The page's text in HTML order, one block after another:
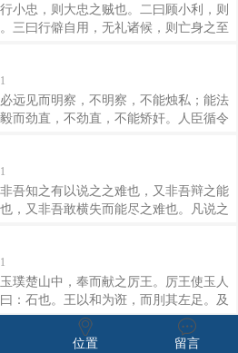
，名倚物徒。故圣人执一以静，使名自
使惑其主，此之谓同床。二曰在旁。何
优笑侏儒，左右近习，此人主未命而唯
俱退，皆应皆对，一辞同轨以移主心者
内事之以金玉玩好，外为之行不法，使
之谓在旁。三曰父兄。何谓父兄？曰
小忠，则大忠之贼也。二曰顾小利，则
三曰行僻自用，无礼诸候，则亡身之至
国杀身之本也。六曰耽于女乐，不顾国
祸也。七曰离内远游而忽于谏士，则危
曰过而不听于忠臣，而独行其意，则灭
始也。九曰内不量力，外恃诸候，则削
忠？昔者楚共王与晋厉公战于鄢陵，
王伤其目。酣战之时，司马之反渴而求
觞酒而进之。子反曰：嘻！，退，
远见而明察，不明察，不能烛私；能法
而劲直，不劲直，不能矫奸。人臣循令
以利私，耗国以便家，力能得其君，此
智术之士明察，听用，且烛重人之阴
到劲直，听用，矫重人之奸行。故智术
则贵重之臣必在绳之外矣。是智法之士
之用矣。是以诸候不因，则事不应，故
百官不因，则业不进，故群臣为之用；
不得近主，故左右为之匿；学士不因
吾知之有以说之之难也，又非吾辩之能
，又非吾敢横失而能尽之难也。凡说之
以厚利，则见下节而遇卑贱，必弃远
厚利者也，而说之以名高，则见无心而
收矣。所说阴为厚利而显为名高者也，
，则阳收其身而实疏之；说之以厚利，
显弃其身矣。此不可不察也。 夫事以
泄败。未必其身泄之也，而语及所匿之
璞楚山中，奉而献之厉王。厉王使玉人
：石也。王以和为诳，而刖其左足。及
即位。和又奉其璞而献之武王。武王使
又曰：石也。王又以和为诳，而刖其右
位置 留言